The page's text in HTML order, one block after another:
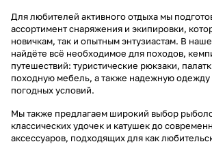
Для любителей активного отдыха мы
ассортимент снаряжения и экипировки,
новичкам, так и опытным энтузиастам. В
найдёте всё необходимое для походов,
путешествий: туристические рюкзаки,
походную мебель, а также надежную одежду
погодных условий.
Мы также предлагаем широкий выбор
классических удочек и катушек до
аксессуаров, подходящих для как